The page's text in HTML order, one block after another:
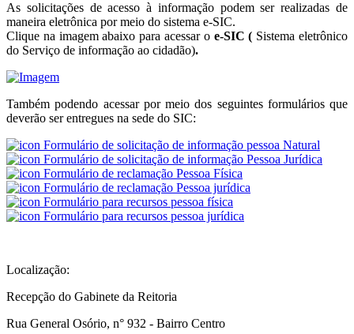
As solicitações de acesso à informação podem ser realizadas de
maneira eletrônica por meio do sistema e-SIC.
Clique na imagem abaixo para acessar oe-SIC ( Sistema eletrônico
do Serviço de informação ao cidadão).
Também podendo acessar por meio dos seguintes formulários que
deverão ser entregues na sede do SIC:
Formulário de solicitação de informação pessoa Natural
Formulário de solicitação de informação Pessoa Jurídica
Formulário de reclamação Pessoa Física
Formulário de reclamação Pessoa jurídica
Formulário para recursos pessoa física
Formulário para recursos pessoa jurídica
Localização:
Recepção do Gabinete da Reitoria
Rua General Osório, n° 932 - Bairro Centro